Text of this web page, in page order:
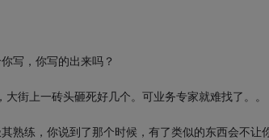
写，你写的出来吗？
街上一砖头砸死好几个。可业务专家就难找了。。
熟练，你说到了那个时候，有了类似的东西会不让